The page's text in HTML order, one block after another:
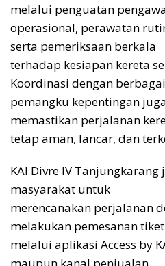
melalui penguatan
operasional, perawatan
serta pemeriksaan berkala
terhadap kesiapan kereta
Koordinasi dengan berbagai
pemangku kepentingan
memastikan perjalanan
tetap aman, lancar, dan
KAI Divre IV
masyarakat untuk
merencanakan perjalanan
melakukan pemesanan
melalui aplikasi Access by
maupun kanal penjualan